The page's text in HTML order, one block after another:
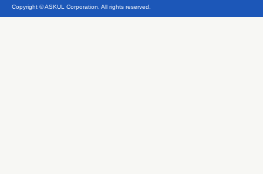
Copyright © ASKUL Corporation. All rights reserved.